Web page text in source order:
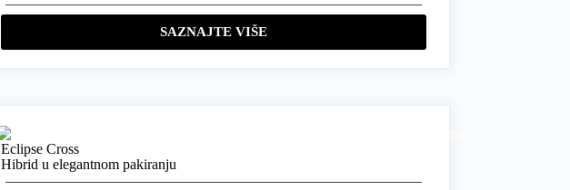
SAZNAJTE VIŠE
Eclipse Cross
Hibrid u elegantnom pakiranju